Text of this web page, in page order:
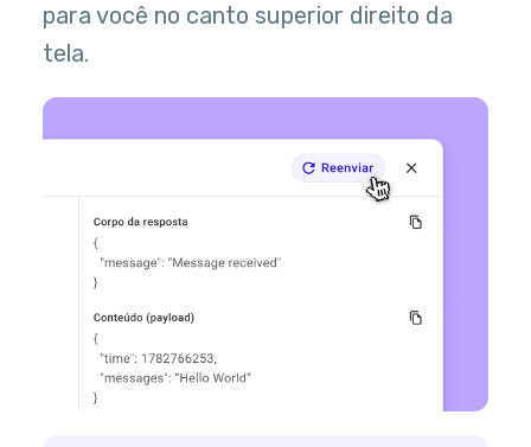
para você no canto superior direito da
tela.